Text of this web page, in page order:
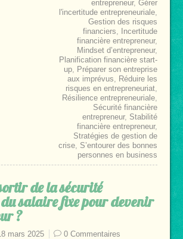
entrepreneur,Gérer
l'incertitude entrepreneuriale,
Gestion des risques
financiers,
Incertitude
financière entrepreneur,
Mindset d’entrepreneur,
Planification financière start-
up, Préparer son entreprise
aux imprévus, Réduire les
risques en entrepreneuriat,
Résilience entrepreneuriale,
Sécurité financière
entrepreneur, Stabilité
financière entrepreneur,
Stratégies de gestion de
crise, S’entourer des bonnes
personnes en business
de la sécurité
salaire fixe pour devenir
?
mars 2025 0 Commentaires